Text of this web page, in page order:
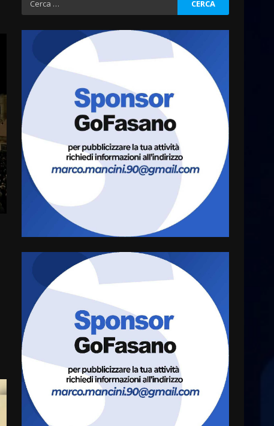
per:
escluso dal campionato
5 Agosto 2026 17:30
4
Truffatori in azione nelle
frazioni fasanesi
5 Agosto 2026 11:03
5
Residenti di Savelletri
scrivono al Prefetto: “Noi
cittadini di serie B”
5 Agosto 2026 06:15
A Savelletri torna la Sagra del
Pesce Spada: appuntamento
a sabato 8 agosto
5 Agosto 2026 06:10
7
L’abusivismo giornalistico è
un pericolo
3 Agosto 2026 17:22